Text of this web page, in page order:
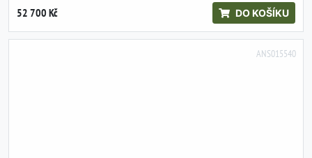
52 700 Kč DO KOŠÍKU
ANS015540